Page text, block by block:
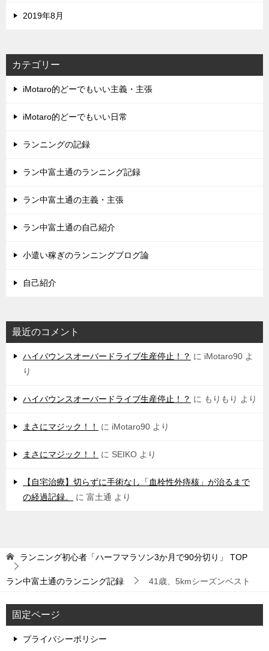
2019年8月
カテゴリー
iMotaro的どーでもいい主義・主張
iMotaro的どーでもいい日常
ランニングの記録
ラン中富土通のランニング記録
ラン中富土通の主義・主張
ラン中富土通の自己紹介
小遣い稼ぎのランニングブログ論
自己紹介
最近のコメント
ハイバウンスオーバードライブ生産停止！？ に iMotaro90 よ
り
ハイバウンスオーバードライブ生産停止！？ に もりもり より
まさにマジック！！ に iMotaro90 より
まさにマジック！！ に SEIKO より
【自宅治療】切らずに手術なし「血栓性外痔核」が治るまで
の経過記録。
に 富土通 より
ランニング初心者「ハーフマラソン3か月で90分切り」 TOP
ラン中富土通のランニング記録 41歳、5kmシーズンベスト
固定ページ
プライバシーポリシー